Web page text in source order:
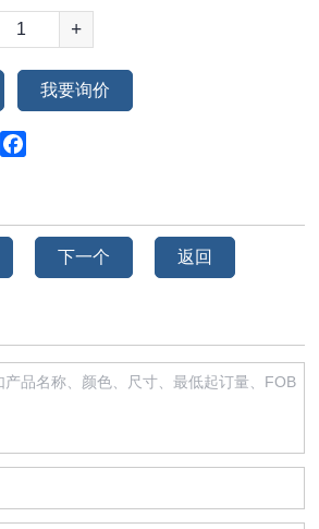
+
我要询价
Qzone
下一个 返回